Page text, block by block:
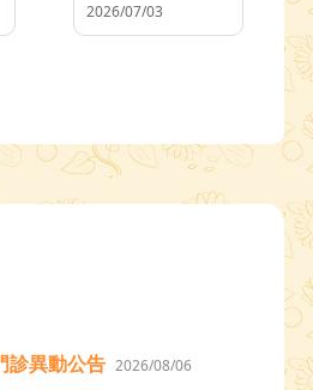
2026/07/03
診異動公告 2026/08/06